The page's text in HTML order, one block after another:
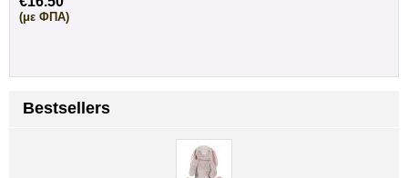
(με ΦΠΑ)
Bestsellers